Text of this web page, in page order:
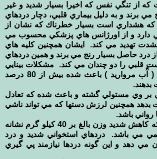
است كه از تنگي نفس كه اخيرا بسيار ‏شديد و غير
برند و به دليل بيماري قلبي، دچار دردهاي
هشداري است ‏بسيار خطرناك كه نشان از
دارد و از اورژانس هاي پزشكي محسوب مي
‏تهديد مي كند. ‏ ايشان همچنين كليه هاي
درد حاصل بسيار رنج مي برند و همين دردهاي
‏قلبي را دو چندان مي كند. ‏ مشكلات بينايي
حاصل از كاتاراكت ( آّ‌ب مرواريد ) باعث شده بيش از 80 درصد
بدهند.
وي مستولي گشته و باعث شده كه تعادل
بدهد همچنين لرزش دستها كه مي ‏تواند ناشي
باشد.
لازم به ذكر است كه كاهش شديد وزن بالغ بر 40 كيلو گرم نشانه
مي باشد. ‏ دردهاي استخواني شديد و درد
مي دهد و اين گونه دردها نيازمند پي گيري